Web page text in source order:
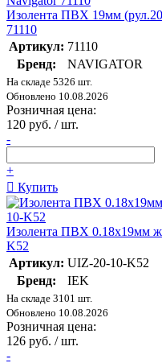
Изолента ПВХ 19мм
71110
Артикул: 71110
Бренд:
NAVIGATOR
На складе 5326 шт.
Обновлено 10.08.2026
Розничная цена:
120 руб. / шт.
-
+
Купить
Изолента ПВХ 0.18х19мм
K52
Артикул: UIZ-20-10-K52
Бренд:
IEK
На складе 3101 шт.
Обновлено 10.08.2026
Розничная цена:
126 руб. / шт.
-